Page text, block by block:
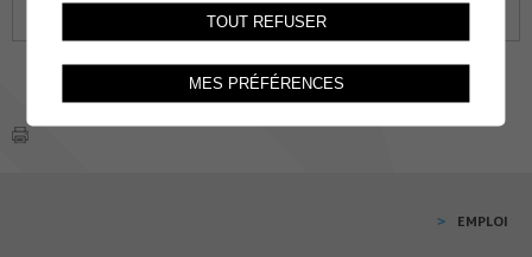
02
EMPLOI
TOUT REFUSER
MES PRÉFÉRENCES